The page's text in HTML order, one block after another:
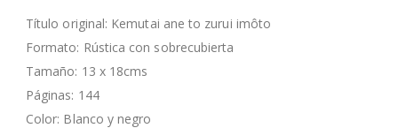
Título original: Kemutai ane to zurui imôto
Formato: Rústica con sobrecubierta
Tamaño: 13 x 18cms
Páginas: 144
Color: Blanco y negro